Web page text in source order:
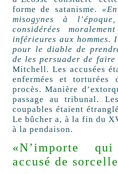
forme de satanisme.
misogynes à
considérées
inférieures aux
pour le diable de
de les persuader de faire
Mitchell. Les accusées
enfermées et torturées
procès. Manière
passage au tribunal.
coupables étaient
Le bûcher a, à la fin du
à la pendaison.
«N’importe
accusé de